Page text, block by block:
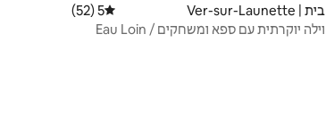
בית | Ver-sur-Launette דירוג ממוצע של 5 מתוך 5, 52 ביקורות
5 (52)
וילה יוקרתית עם ספא ומשחקים / Eau Loin